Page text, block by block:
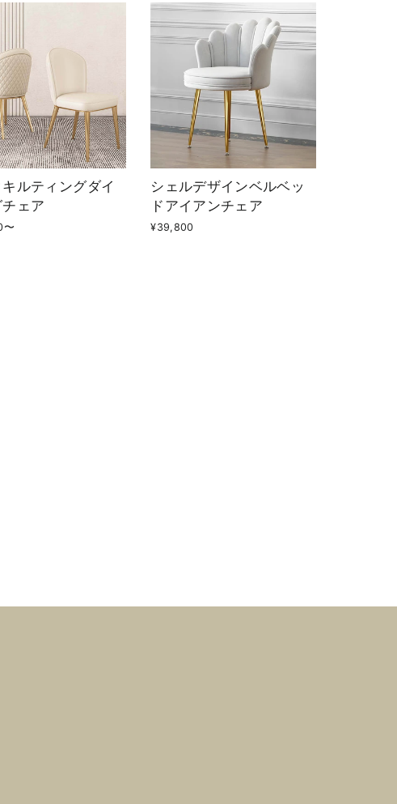
ルティングダイ
ェア
〜
シェルデザインベルベッ
ドアイアンチェア
¥39,800